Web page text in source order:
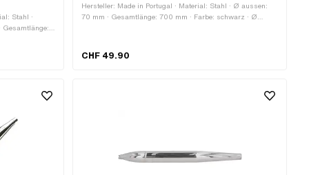
Stahl ·
Gesamtlänge:
Hersteller: Made in Portugal · Material: Stahl · Ø aussen:
70 mm · Gesamtlänge: 700 mm · Farbe: schwarz · Ø
CHF 49.90